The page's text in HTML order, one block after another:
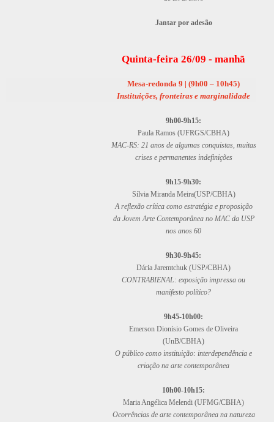
Jantar por adesão
Quinta-feira 26/09 - manhã
Mesa-redonda 9 | (9h00 – 10h45)
Instituições, fronteiras e marginalidade
9h00-9h15:
Paula Ramos (UFRGS/CBHA)
MAC-RS: 21 anos de algumas conquistas, muitas
crises e permanentes indefinições
9h15-9h30:
Sílvia Miranda Meira(USP/CBHA)
A reflexão crítica como estratégia e proposição
da Jovem Arte Contemporânea no MAC da USP
nos anos 60
9h30-9h45:
Dária Jaremtchuk (USP/CBHA)
CONTRABIENAL: exposição impressa ou
manifesto político?
9h45-10h00:
Emerson Dionísio Gomes de Oliveira
(UnB/CBHA)
O público como instituição: interdependência e
criação na arte contemporânea
10h00-10h15:
Maria Angélica Melendi (UFMG/CBHA)
Ocorrências de arte contemporânea na natureza